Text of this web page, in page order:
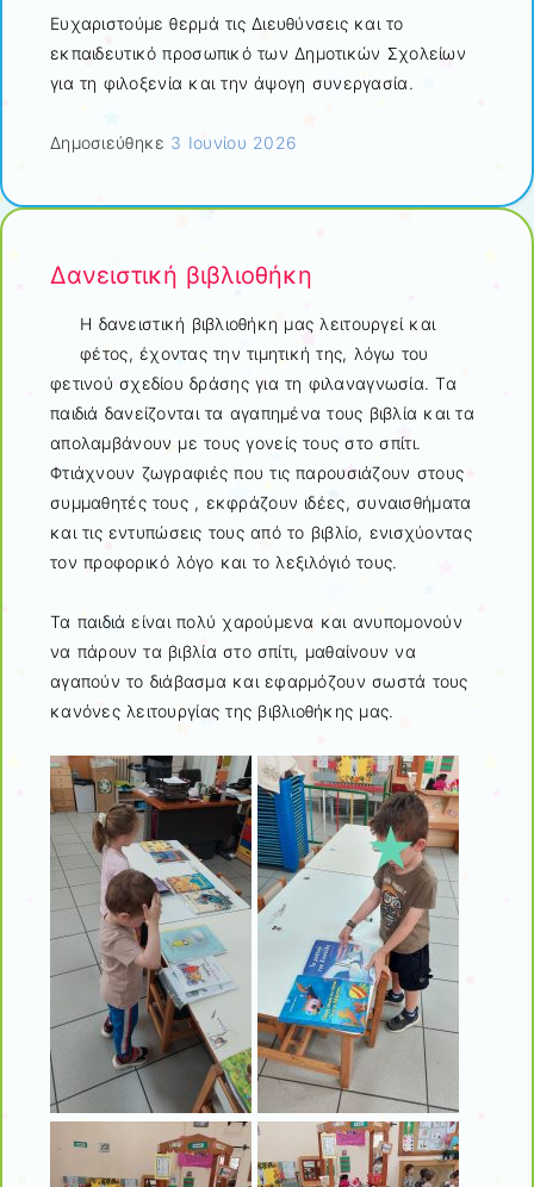
Ευχαριστούμε θερμά τις Διευθύνσεις και το
εκπαιδευτικό προσωπικό των Δημοτικών Σχολείων
για τη φιλοξενία και την άψογη συνεργασία.
Δημοσιεύθηκε 3 Ιουνίου 2026
Δανειστική βιβλιοθήκη
Η δανειστική βιβλιοθήκη μας λειτουργεί και
φέτος, έχοντας την τιμητική της, λόγω του
φετινού σχεδίου δράσης για τη φιλαναγνωσία. Τα
παιδιά δανείζονται τα αγαπημένα τους βιβλία και τα
απολαμβάνουν με τους γονείς τους στο σπίτι.
Φτιάχνουν ζωγραφιές που τις παρουσιάζουν στους
συμμαθητές τους , εκφράζουν ιδέες, συναισθήματα
και τις εντυπώσεις τους από το βιβλίο, ενισχύοντας
τον προφορικό λόγο και το λεξιλόγιό τους.
Τα παιδιά είναι πολύ χαρούμενα και ανυπομονούν
να πάρουν τα βιβλία στο σπίτι, μαθαίνουν να
αγαπούν το διάβασμα και εφαρμόζουν σωστά τους
κανόνες λειτουργίας της βιβλιοθήκης μας.